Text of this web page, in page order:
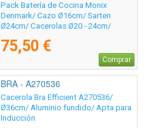
Pack Batería de Cocina Monix
Denmark/ Cazo Ø16cm/ Sarten
Ø24cm/ Cacerolas Ø20 - 24cm/
Inducción
75,50 €
Comprar
BRA - A270536
Cacerola Bra Efficient A270536/
Ø36cm/ Aluminio fundido/ Apta para
Inducción